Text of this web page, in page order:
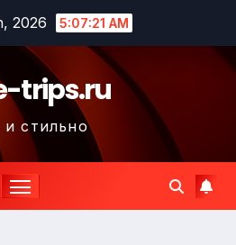
2026 5:07:22 AM
trips.ru
и стильно